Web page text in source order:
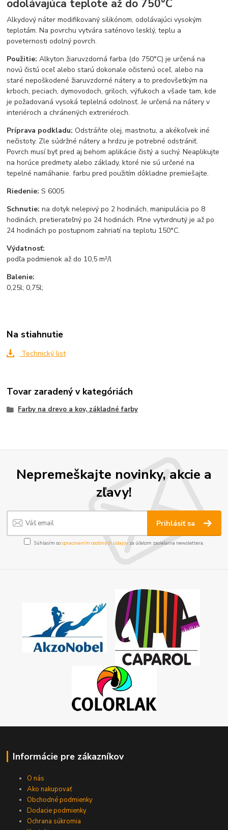
odolávajúca teplote až do 750°C
Alkydový náter modifikovaný silikónom, odolávajúci vysokým
teplotám. Na povrchu vytvára saténovo lesklý, teplu a
poveternosti odolný povrch.
Použitie: Alkyton žiaruvzdorná farba (do 750°C) je určená na
novú čistú oceľ alebo starú dokonale očistenú oceľ, alebo na
staré nepoškodené žiaruvzdorné nátery a to predovšetkým na
krboch, peciach, dymovodoch, griloch, výfukoch a všade tam, kde
je požadovaná vysoká teplelná odolnosť. Je určená na nátery v
interiéroch a chránených extreriéroch.
Príprava podkladu:Odstráňte olej, mastnotu, a akékoľvek iné
nečistoty. Zle súdržné nátery a hrdzu je potrebné odstrániť.
Povrch musí byť pred aj behom aplikácie čistý a suchý. Neaplikujte
na horúce predmety alebo základy, ktoré nie sú určené na
tepelné namáhanie. farbu pred použitím dôkladne premiešajte.
Riedenie:S 6005
Schnutie: na dotyk nelepivý po 2 hodinách, manipulácia po 8
hodinách, pretierateľný po 24 hodinách. Plne vytvrdnutý je až po
24 hodinách po postupnom zahriatí na teplotu 150°C.
Výdatnosť:
podľa podmienok až do 10,5 m²/l
Balenie:
0,25l; 0,75l;
Na stiahnutie
Technický list
Tovar zaradený v kategóriách
Farby na drevo a kov, základné farby
Nepremeškajte novinky, akcie a
zľavy!
Prihlásiť sa
Súhlasím sospracovaním osobných údajov za účelom zasielania newslettera.
Informácie pre zákazníkov
O nás
Ako nakupovať
Obchodné podmienky
Dodacie podmienky
Ochrana súkromia